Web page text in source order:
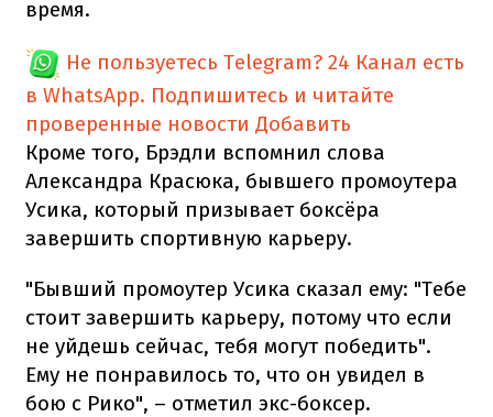
время.
Не пользуетесь Telegram? 24 Канал есть
в WhatsApp. Подпишитесь и читайте
проверенные новости Добавить
Кроме того, Брэдли вспомнил слова
Александра Красюка, бывшего промоутера
Усика, который призывает боксёра
завершить спортивную карьеру.
"Бывший промоутер Усика сказал ему: "Тебе
стоит завершить карьеру, потому что если
не уйдешь сейчас, тебя могут победить".
Ему не понравилось то, что он увидел в
бою с Рико", – отметил экс-боксер.